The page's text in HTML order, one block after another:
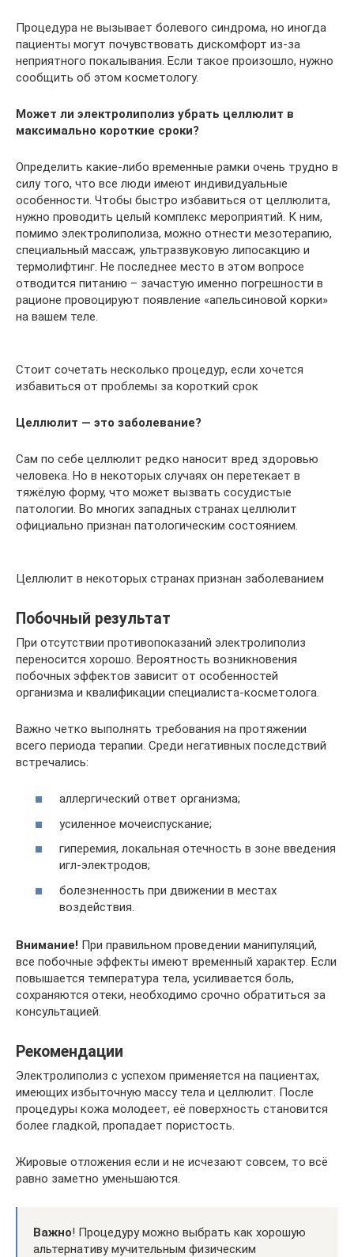
Процедура не вызывает болевого синдрома, но иногда
пациенты могут почувствовать дискомфорт из-за
неприятного покалывания. Если такое произошло, нужно
сообщить об этом косметологу.
Может ли электролиполиз убрать целлюлит в
максимально короткие сроки?
Определить какие-либо временные рамки очень трудно в
силу того, что все люди имеют индивидуальные
особенности. Чтобы быстро избавиться от целлюлита,
нужно проводить целый комплекс мероприятий. К ним,
помимо электролиполиза, можно отнести мезотерапию,
специальный массаж, ультразвуковую липосакцию и
термолифтинг. Не последнее место в этом вопросе
отводится питанию – зачастую именно погрешности в
рационе провоцируют появление «апельсиновой корки»
на вашем теле.
Стоит сочетать несколько процедур, если хочется
избавиться от проблемы за короткий срок
Целлюлит — это заболевание?
Сам по себе целлюлит редко наносит вред здоровью
человека. Но в некоторых случаях он перетекает в
тяжёлую форму, что может вызвать сосудистые
патологии. Во многих западных странах целлюлит
официально признан патологическим состоянием.
Целлюлит в некоторых странах признан заболеванием
Побочный результат
При отсутствии противопоказаний электролиполиз
переносится хорошо. Вероятность возникновения
побочных эффектов зависит от особенностей
организма и квалификации специалиста-косметолога.
Важно четко выполнять требования на протяжении
всего периода терапии. Среди негативных последствий
встречались:
аллергический ответ организма;
усиленное мочеиспускание;
гиперемия, локальная отечность в зоне введения
игл-электродов;
болезненность при движении в местах
воздействия.
Внимание! При правильном проведении манипуляций,
все побочные эффекты имеют временный характер. Если
повышается температура тела, усиливается боль,
сохраняются отеки, необходимо срочно обратиться за
консультацией.
Рекомендации
Электролиполиз с успехом применяется на пациентах,
имеющих избыточную массу тела и целлюлит. После
процедуры кожа молодеет, её поверхность становится
более гладкой, пропадает пористость.
Жировые отложения если и не исчезают совсем, то всё
равно заметно уменьшаются.
Важно! Процедуру можно выбрать как хорошую
альтернативу мучительным физическим